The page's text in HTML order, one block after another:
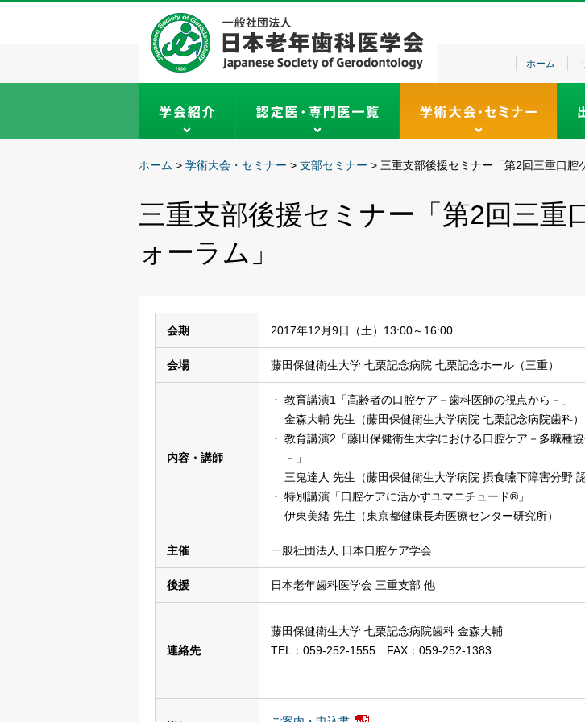
ホーム
ホーム > 学術大会・セミナー > 支部セミナー > 三重支部後援セミナー「第2回三重口腔
三重支部後援セミナー「第2回三重
ォーラム」
会期 2017年12月9日（土）13:00～16:00
会場 藤田保健衛生大学 七栗記念病院 七栗記念ホール（三重）
内容・講師
教育講演1「高齢者の口腔ケア－歯科医師の視点から－」
金森大輔 先生（藤田保健衛生大学病院 七栗記念病院歯科）
教育講演2「藤田保健衛生大学における口腔ケア－多職種
－」
三鬼達人 先生（藤田保健衛生大学病院 摂食嚥下障害分野
特別講演「口腔ケアに活かすユマニチュード®」
伊東美緒 先生（東京都健康長寿医療センター研究所）
主催 一般社団法人 日本口腔ケア学会
後援 日本老年歯科医学会 三重支部 他
連絡先
藤田保健衛生大学 七栗記念病院歯科 金森大輔
TEL：059-252-1555 FAX：059-252-1383